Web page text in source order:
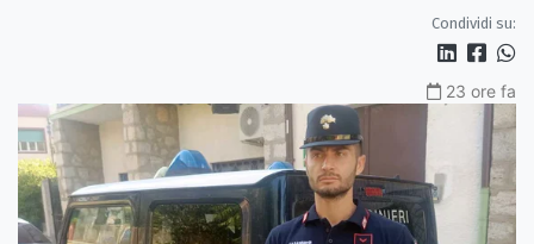
Condividi su:
23 ore fa